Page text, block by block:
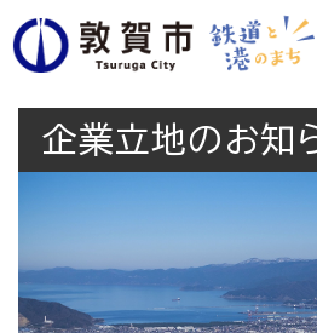
ペ
ー
先
す
メニューを飛ば
企業立地のお知